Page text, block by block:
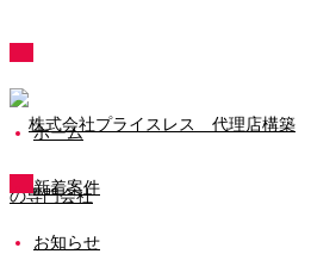
ホーム
新着案件
お知らせ